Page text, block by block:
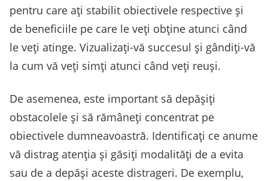
pentru care ați stabilit obiectivele respective și
de beneficiile pe care le veți obține atunci când
le veți atinge. Vizualizați-vă succesul și gândiți-vă
la cum vă veți simți atunci când veți reuși.
De asemenea, este important să depășiți
obstacolele și să rămâneți concentrat pe
obiectivele dumneavoastră. Identificați ce anume
vă distrag atenția și găsiți modalități de a evita
sau de a depăși aceste distrageri. De exemplu,